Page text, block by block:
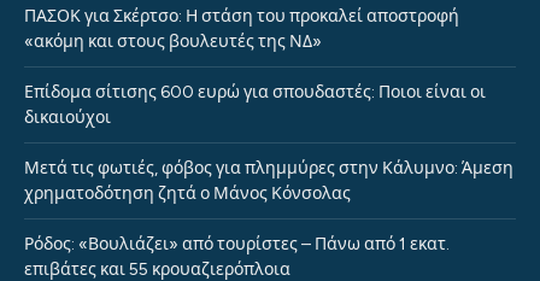
ΠΑΣΟΚ για Σκέρτσο: Η στάση του προκαλεί αποστροφή
«ακόμη και στους βουλευτές της ΝΔ»
Επίδομα σίτισης 600 ευρώ για σπουδαστές: Ποιοι είναι οι
δικαιούχοι
Μετά τις φωτιές, φόβος για πλημμύρες στην Κάλυμνο: Άμεση
χρηματοδότηση ζητά ο Μάνος Κόνσολας
Ρόδος: «Βουλιάζει» από τουρίστες – Πάνω από 1 εκατ.
επιβάτες και 55 κρουαζιερόπλοια